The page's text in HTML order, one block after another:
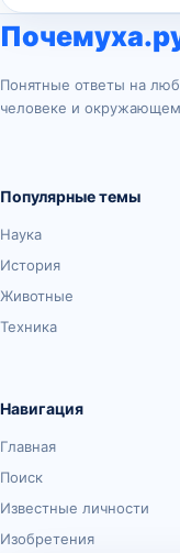
Понятные ответы на
человеке и
Популярные темы
Наука
История
Животные
Техника
Навигация
Главная
Поиск
Известные личности
Изобретения